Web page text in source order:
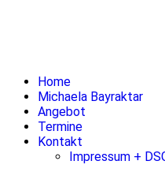
Home
Michaela Bayraktar
Angebot
Termine
Kontakt
Impressum +